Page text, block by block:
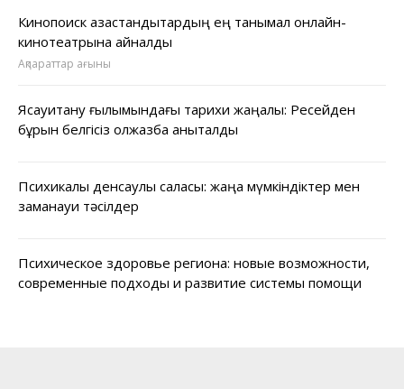
Кинопоиск қазақстандықтардың ең танымал онлайн-
кинотеатрына айналды
Ақпараттар ағыны
Ясауитану ғылымындағы тарихи жаңалық: Ресейден
бұрын белгісіз қолжазба анықталды
Психикалық денсаулық саласы: жаңа мүмкіндіктер мен
заманауи тәсілдер
Психическое здоровье региона: новые возможности,
современные подходы и развитие системы помощи